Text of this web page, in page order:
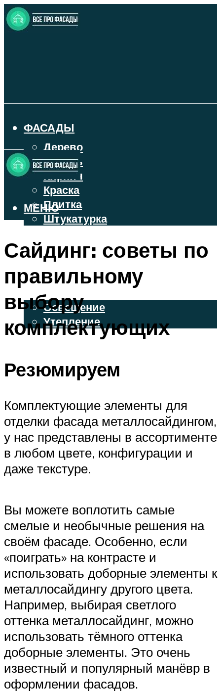
ФАСАДЫ
Дерево
Камень
Кирпич
Краска
Плитка
Штукатурка
ВЕНТИЛИРУЕМЫЕ ФАСАДЫ
ФАСАДНЫЙ САЙДИНГ
ОСВЕЩЕНИЕ И УТЕПЛЕНИЕ
Освещение
Утепление
МЕНЮ
МЕНЮ
Сайдинг: советы по
правильному
выбору
комплектующих
Резюмируем
Комплектующие элементы для
отделки фасада металлосайдингом,
у нас представлены в ассортименте
в любом цвете, конфигурации и
даже текстуре.
Вы можете воплотить самые
смелые и необычные решения на
своём фасаде. Особенно, если
«поиграть» на контрасте и
использовать доборные элементы к
металлосайдингу другого цвета.
Например, выбирая светлого
оттенка металлосайдинг, можно
использовать тёмного оттенка
доборные элементы. Это очень
известный и популярный манёвр в
оформлении фасадов.